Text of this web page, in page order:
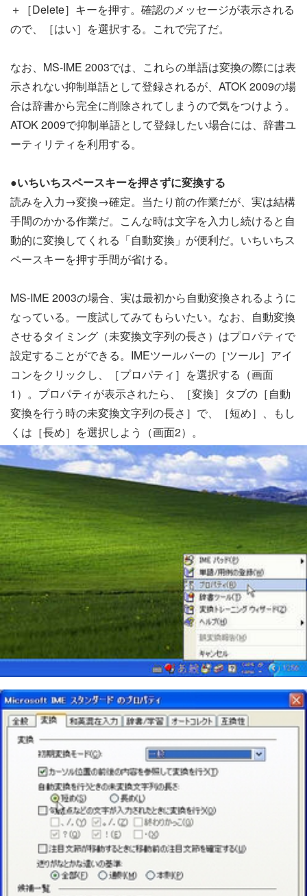
＋［Delete］キーを押す。確認のメッセージが表示される
ので、［はい］を選択する。これで完了だ。
なお、MS-IME 2003では、これらの単語は変換の際には表
示されない抑制単語として登録されるが、ATOK 2009の場
合は辞書から完全に削除されてしまうので気をつけよう。
ATOK 2009で抑制単語として登録したい場合には、辞書ユ
ーティリティを利用する。
●いちいちスペースキーを押さずに変換する
読みを入力→変換→確定。当たり前の作業だが、実は結構
手間のかかる作業だ。こんな時は文字を入力し続けると自
動的に変換してくれる「自動変換」が便利だ。いちいちス
ペースキーを押す手間が省ける。
MS-IME 2003の場合、実は最初から自動変換されるように
なっている。一度試してみてもらいたい。なお、自動変換
させるタイミング（未変換文字列の長さ）はプロパティで
設定することができる。IMEツールバーの［ツール］アイ
コンをクリックし、［プロパティ］を選択する（画面
1）。プロパティが表示されたら、［変換］タブの［自動
変換を行う時の未変換文字列の長さ］で、［短め］、もし
くは［長め］を選択しよう（画面2）。